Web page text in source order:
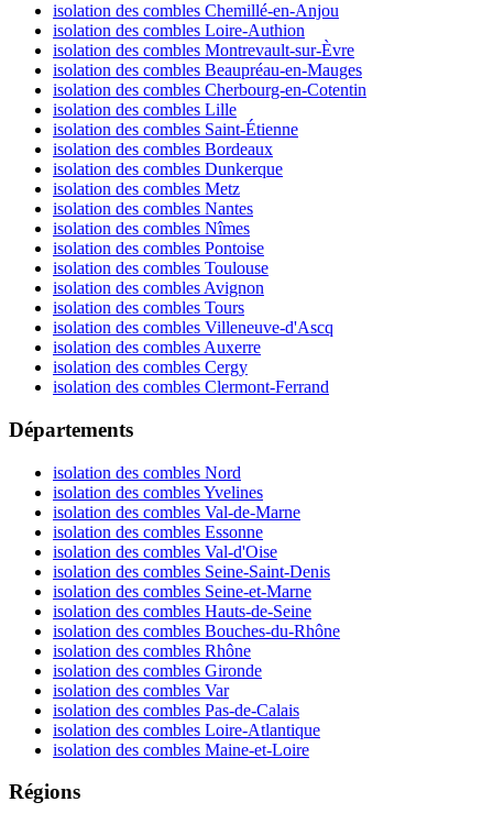
isolation des combles Chemillé-en-Anjou
isolation des combles Loire-Authion
isolation des combles Montrevault-sur-Èvre
isolation des combles Beaupréau-en-Mauges
isolation des combles Cherbourg-en-Cotentin
isolation des combles Lille
isolation des combles Saint-Étienne
isolation des combles Bordeaux
isolation des combles Dunkerque
isolation des combles Metz
isolation des combles Nantes
isolation des combles Nîmes
isolation des combles Pontoise
isolation des combles Toulouse
isolation des combles Avignon
isolation des combles Tours
isolation des combles Villeneuve-d'Ascq
isolation des combles Auxerre
isolation des combles Cergy
isolation des combles Clermont-Ferrand
Départements
isolation des combles Nord
isolation des combles Yvelines
isolation des combles Val-de-Marne
isolation des combles Essonne
isolation des combles Val-d'Oise
isolation des combles Seine-Saint-Denis
isolation des combles Seine-et-Marne
isolation des combles Hauts-de-Seine
isolation des combles Bouches-du-Rhône
isolation des combles Rhône
isolation des combles Gironde
isolation des combles Var
isolation des combles Pas-de-Calais
isolation des combles Loire-Atlantique
isolation des combles Maine-et-Loire
Régions